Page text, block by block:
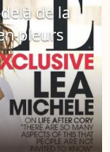
de la
pleurs